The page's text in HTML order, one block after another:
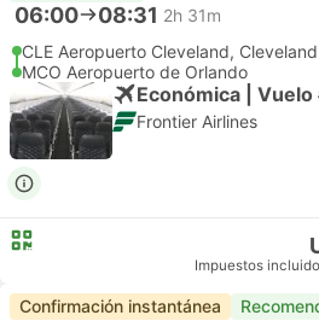
06:00 08:31 2h 31m
CLE Aeropuerto Cleveland, Cleveland
MCO Aeropuerto de Orlando
Económica |
Frontier Airlines
Impuestos
Confirmación instantánea